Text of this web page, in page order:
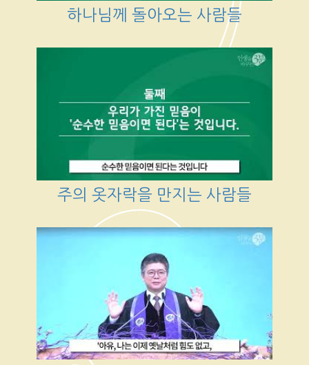
하나님께 돌아오는 사람들
주의 옷자락을 만지는 사람들